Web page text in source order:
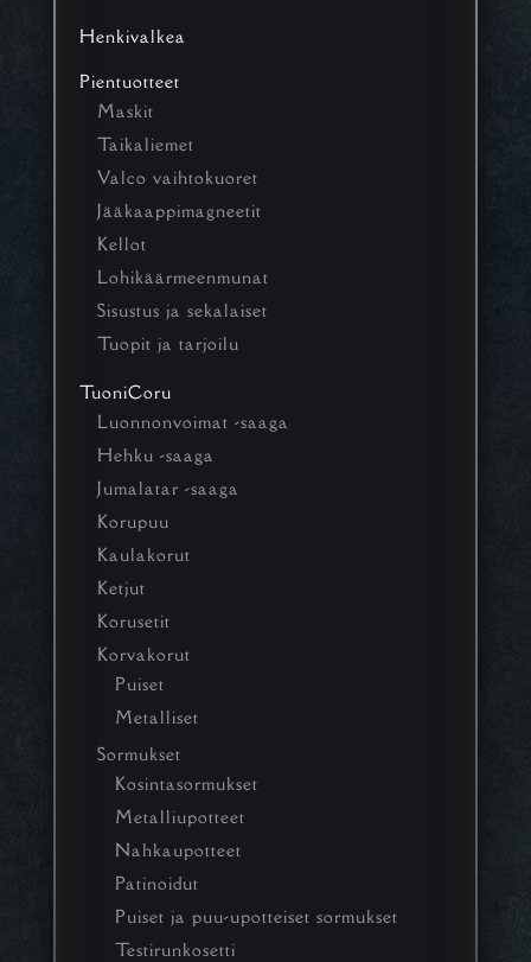
Henkivalkea
Pientuotteet
Maskit
Taikaliemet
Valco vaihtokuoret
Jääkaappimagneetit
Kellot
Lohikäärmeenmunat
Sisustus ja sekalaiset
Tuopit ja tarjoilu
TuoniCoru
Luonnonvoimat -saaga
Hehku -saaga
Jumalatar -saaga
Korupuu
Kaulakorut
Ketjut
Korusetit
Korvakorut
Puiset
Metalliset
Sormukset
Kosintasormukset
Metalliupotteet
Nahkaupotteet
Patinoidut
Puiset ja puu-upotteiset sormukset
Testirunkosetti